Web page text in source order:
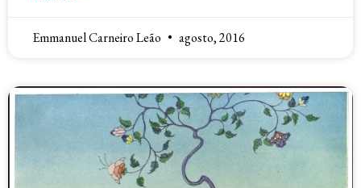
Emmanuel Carneiro Leão agosto, 2016